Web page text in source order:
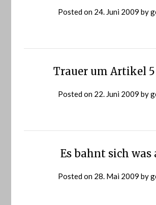
Posted on 24. Juni 2009 by
Trauer um Artikel 5
Posted on 22. Juni 2009 by
Es bahnt sich was
Posted on 28. Mai 2009 by